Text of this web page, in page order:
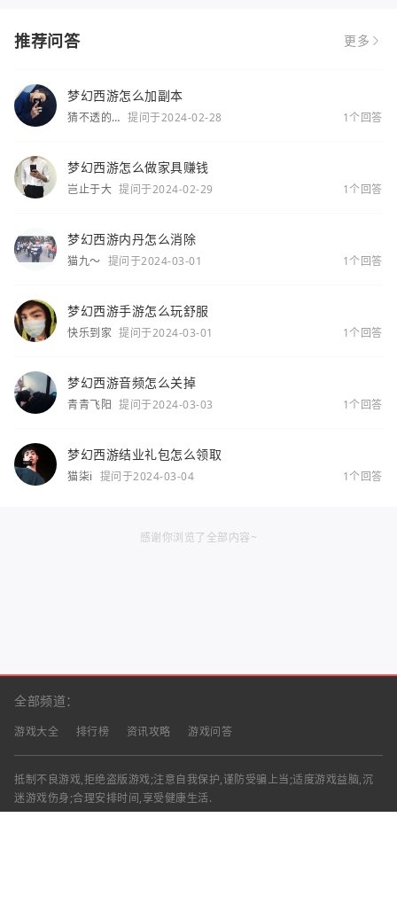
推荐问答 更多
梦幻西游怎么加副本
猜不透的
提问于2024-02-28 1个回答
梦幻西游怎么做家具赚钱
岂止于大 提问于2024-02-29 1个回答
梦幻西游内丹怎么消除
猫九～ 提问于2024-03-01 1个回答
梦幻西游手游怎么玩舒服
快乐到家 提问于2024-03-01 1个回答
梦幻西游音频怎么关掉
青青飞阳 提问于2024-03-03 1个回答
梦幻西游结业礼包怎么领取
猫柒i 提问于2024-03-04 1个回答
感谢你浏览了全部内容~
全部频道：
游戏大全 排行榜 资讯攻略 游戏问答
抵制不良游戏,拒绝盗版游戏;注意自我保护,谨防受骗上当;适度游戏益脑,沉
迷游戏伤身;合理安排时间,享受健康生活.